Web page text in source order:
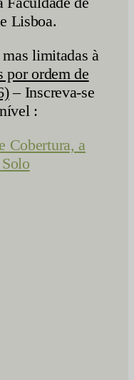
Lisboa.
mas limitadas à
por ordem de
– Inscreva-se
:
Cobertura, a